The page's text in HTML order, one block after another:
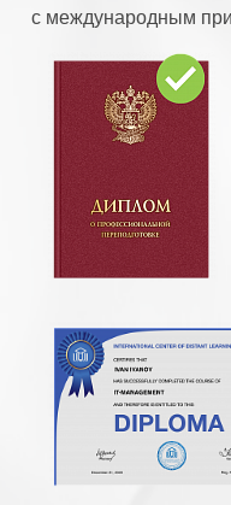
с международным